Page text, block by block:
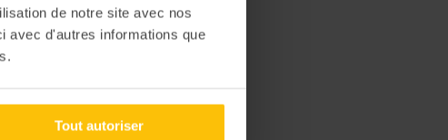
de notre site avec nos
avec d'autres informations que
Tout autoriser